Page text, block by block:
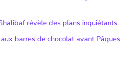
révèle des plans inquiétants
barres de chocolat avant Pâques